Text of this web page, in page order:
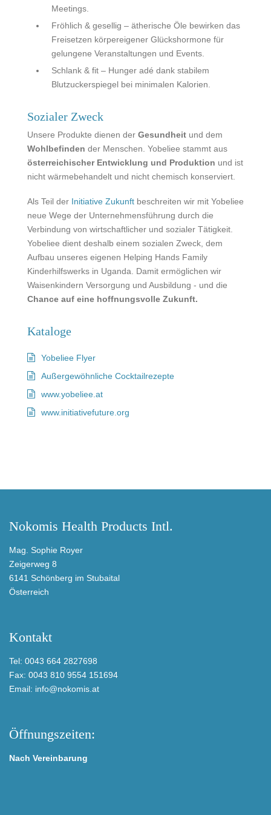
Meetings.
Fröhlich & gesellig – ätherische Öle bewirken das
Freisetzen körpereigener Glückshormone für
gelungene Veranstaltungen und Events.
Schlank & fit – Hunger adé dank stabilem
Blutzuckerspiegel bei minimalen Kalorien.
Sozialer Zweck
Unsere Produkte dienen der Gesundheit und dem
Wohlbefinden der Menschen. Yobeliee stammt aus
österreichischer Entwicklung und Produktion und ist
nicht wärmebehandelt und nicht chemisch konserviert.
Als Teil der Initiative Zukunft beschreiten wir mit Yobeliee
neue Wege der Unternehmensführung durch die
Verbindung von wirtschaftlicher und sozialer Tätigkeit.
Yobeliee dient deshalb einem sozialen Zweck, dem
Aufbau unseres eigenen Helping Hands Family
Kinderhilfswerks in Uganda. Damit ermöglichen wir
Waisenkindern Versorgung und Ausbildung - und die
Chance auf eine hoffnungsvolle Zukunft.
Kataloge
Yobeliee Flyer
Außergewöhnliche Cocktailrezepte
www.yobeliee.at
www.initiativefuture.org
Nokomis Health Products Intl.
Mag. Sophie Royer
Zeigerweg 8
6141 Schönberg im Stubaital
Österreich
Kontakt
Tel: 0043 664 2827698
Fax: 0043 810 9554 151694
Email: info@nokomis.at
Öffnungszeiten:
Nach Vereinbarung